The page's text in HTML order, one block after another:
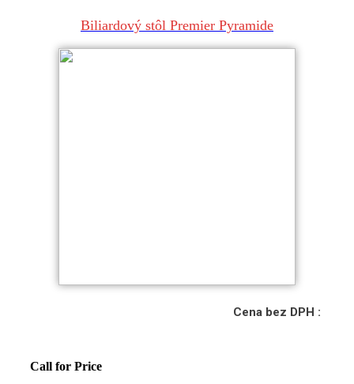
Biliardový stôl Premier Pyramide
Cena bez DPH :
Call for Price